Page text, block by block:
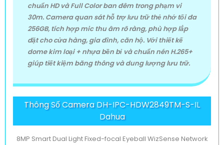
chuẩn HD và Full Color ban đêm trong phạm vi
30m. Camera quan sát hỗ trợ lưu trữ thẻ nhớ tối đa
256GB, tích hợp mic thu âm rõ ràng, phù hợp lắp
đặt cho cửa hàng, gia đình, căn hộ. Với thiết kế
dome kim loại + nhựa bền bỉ và chuẩn nén H.265+
giúp tiết kiệm băng thông và dung lượng lưu trữ.
Thông Số Camera DH-IPC-HDW2849TM-S-IL
Dahua
8MP Smart Dual Light Fixed-focal Eyeball WizSense Network